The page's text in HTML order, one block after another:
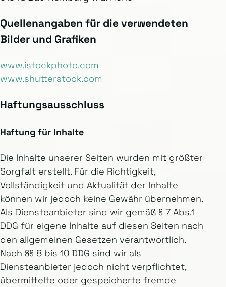
Quellenangaben für die verwendeten
Bilder und Grafiken
www.istockphoto.com
www.shutterstock.com
Haftungsausschluss
Haftung für Inhalte
Die Inhalte unserer Seiten wurden mit größter
Sorgfalt erstellt. Für die Richtigkeit,
Vollständigkeit und Aktualität der Inhalte
können wir jedoch keine Gewähr übernehmen.
Als Diensteanbieter sind wir gemäß § 7 Abs.1
DDG für eigene Inhalte auf diesen Seiten nach
den allgemeinen Gesetzen verantwortlich.
Nach §§ 8 bis 10 DDG sind wir als
Diensteanbieter jedoch nicht verpflichtet,
übermittelte oder gespeicherte fremde